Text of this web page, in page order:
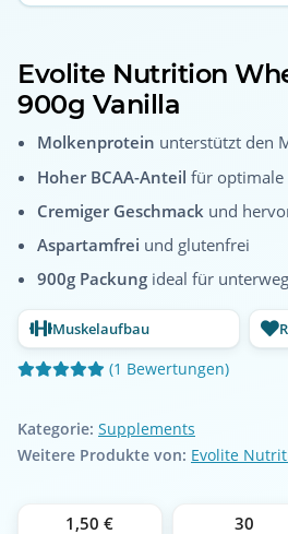
Evolite Nutrition
900g Vanilla
Molkenprotein unterstützt den
Hoher BCAA-Anteil für optimale
Cremiger Geschmack und
Aspartamfrei und glutenfrei
900g Packung ideal für
Muskelaufbau
(1 Bewertungen)
Kategorie: Supplements
Weitere Produkte von: Evolite
1,50 € 30